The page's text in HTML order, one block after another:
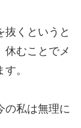
抜くというと
休むことでメ
。
の私は無理に